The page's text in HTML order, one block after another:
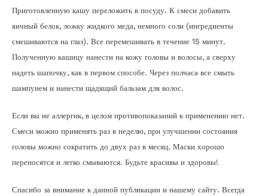
Приготовленную кашу переложить в посуду. К смеси добавить
яичный белок, ложку жидкого меда, немного соли (ингредиенты
смешиваются на глаз). Все перемешивать в течение 15 минут.
Полученную кашицу нанести на кожу головы и волосы, а сверху
надеть шапочку, как в первом способе. Через полчаса все смыть
шампунем и нанести щадящий бальзам для волос.
Если вы не аллергик, в целом противопоказаний к применению нет.
Смеси можно применять раз в неделю, при улучшении состояния
головы можно сократить до двух раз в месяц. Маски хорошо
переносятся и легко смываются. Будьте красивы и здоровы!
Спасибо за внимание к данной публикации и нашему сайту. Всегда